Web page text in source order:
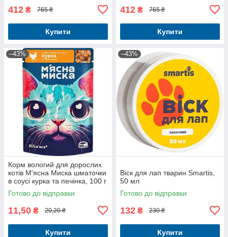
412 ₴ 765 ₴
Купити
412 ₴ 765 ₴
Купити
–43%
Корм вологий для дорослих
котів М'ясна Миска шматочки
в соусі курка та печінка, 100 г
Готово до відправки
11,50 ₴ 20,20 ₴
Купити
–43%
Віск для лап тварин Smartis,
50 мл
Готово до відправки
132 ₴ 230 ₴
Купити